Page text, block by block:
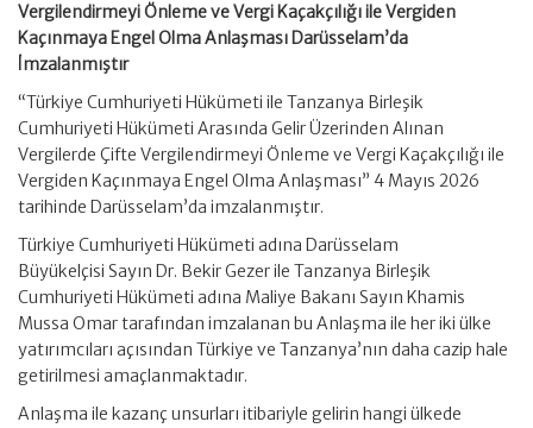
Vergilendirmeyi Önleme ve Vergi Kaçakçılığı ile Vergiden
Kaçınmaya Engel Olma Anlaşması Darüsselam’da
İmzalanmıştır
“Türkiye Cumhuriyeti Hükümeti ile Tanzanya Birleşik
Cumhuriyeti Hükümeti Arasında Gelir Üzerinden Alınan
Vergilerde Çifte Vergilendirmeyi Önleme ve Vergi Kaçakçılığı ile
Vergiden Kaçınmaya Engel Olma Anlaşması” 4 Mayıs 2026
tarihinde Darüsselam’da imzalanmıştır.
Türkiye Cumhuriyeti Hükümeti adına Darüsselam
Büyükelçisi Sayın Dr. Bekir Gezer ile Tanzanya Birleşik
Cumhuriyeti Hükümeti adına Maliye Bakanı Sayın Khamis
Mussa Omar tarafından imzalanan bu Anlaşma ile her iki ülke
yatırımcıları açısından Türkiye ve Tanzanya’nın daha cazip hale
getirilmesi amaçlanmaktadır.
Anlaşma ile kazanç unsurları itibariyle gelirin hangi ülkede